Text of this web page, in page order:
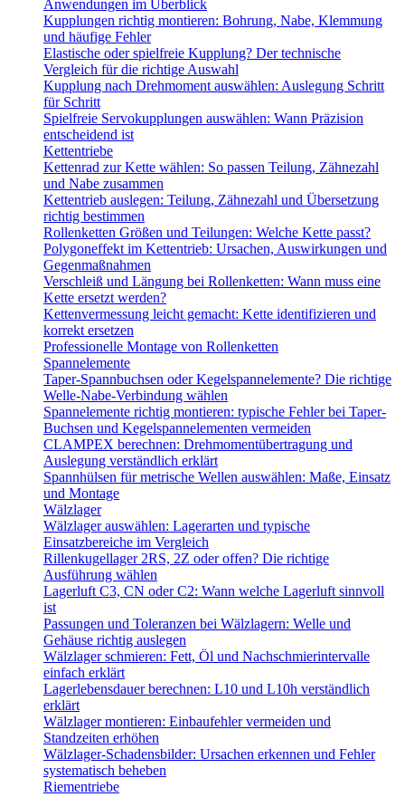
Anwendungen im Überblick
Kupplungen richtig montieren: Bohrung, Nabe, Klemmung
und häufige Fehler
Elastische oder spielfreie Kupplung? Der technische
Vergleich für die richtige Auswahl
Kupplung nach Drehmoment auswählen: Auslegung Schritt
für Schritt
Spielfreie Servokupplungen auswählen: Wann Präzision
entscheidend ist
Kettentriebe
Kettenrad zur Kette wählen: So passen Teilung, Zähnezahl
und Nabe zusammen
Kettentrieb auslegen: Teilung, Zähnezahl und Übersetzung
richtig bestimmen
Rollenketten Größen und Teilungen: Welche Kette passt?
Polygoneffekt im Kettentrieb: Ursachen, Auswirkungen und
Gegenmaßnahmen
Verschleiß und Längung bei Rollenketten: Wann muss eine
Kette ersetzt werden?
Kettenvermessung leicht gemacht: Kette identifizieren und
korrekt ersetzen
Professionelle Montage von Rollenketten
Spannelemente
Taper-Spannbuchsen oder Kegelspannelemente? Die richtige
Welle-Nabe-Verbindung wählen
Spannelemente richtig montieren: typische Fehler bei Taper-
Buchsen und Kegelspannelementen vermeiden
CLAMPEX berechnen: Drehmomentübertragung und
Auslegung verständlich erklärt
Spannhülsen für metrische Wellen auswählen: Maße, Einsatz
und Montage
Wälzlager
Wälzlager auswählen: Lagerarten und typische
Einsatzbereiche im Vergleich
Rillenkugellager 2RS, 2Z oder offen? Die richtige
Ausführung wählen
Lagerluft C3, CN oder C2: Wann welche Lagerluft sinnvoll
ist
Passungen und Toleranzen bei Wälzlagern: Welle und
Gehäuse richtig auslegen
Wälzlager schmieren: Fett, Öl und Nachschmierintervalle
einfach erklärt
Lagerlebensdauer berechnen: L10 und L10h verständlich
erklärt
Wälzlager montieren: Einbaufehler vermeiden und
Standzeiten erhöhen
Wälzlager-Schadensbilder: Ursachen erkennen und Fehler
systematisch beheben
Riementriebe